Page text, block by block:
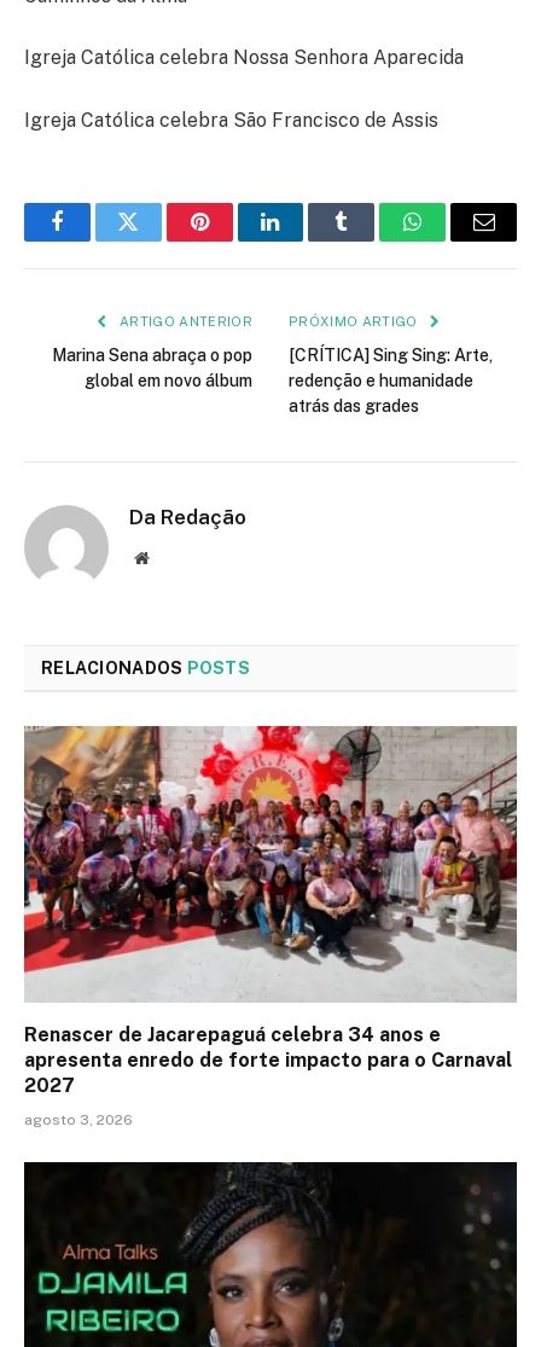
Igreja Católica celebra Nossa Senhora Aparecida
Igreja Católica celebra São Francisco de Assis
FacebookTwitter PinterestLinkedInTumblr WhatsApp
E-
ARTIGO ANTERIOR
Marina Sena abraça o pop
global em novo álbum
PRÓXIMO ARTIGO
[CRÍTICA] Sing Sing: Arte,
redenção e humanidade
atrás das grades
Da Redação
Site
RELACIONADOS POSTS
Renascer de Jacarepaguá celebra 34 anos e
apresenta enredo de forte impacto para o Carnaval
2027
agosto 3, 2026